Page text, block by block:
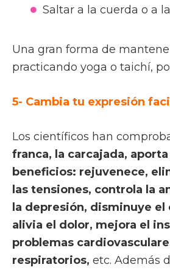
Saltar a la cuerda o a
Una gran forma de
practicando yoga o taichí,
5- Cambia tu expresión
Los científicos han
franca, la carcajada,
beneficios: rejuvenece,
las tensiones, controla la
la depresión, disminuye el
alivia el dolor, mejora el
problemas
respiratorios, etc. Además